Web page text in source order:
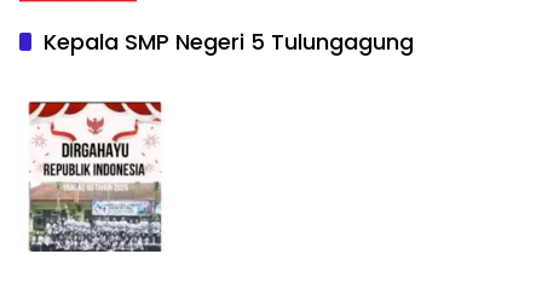
Kepala SMP Negeri 5 Tulungagung